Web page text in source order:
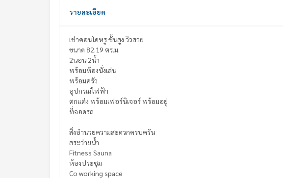
รายละเอียด
เช่าคอนโดหรู ชั้นสูง วิวสวย
ขนาด 82.19 ตร.ม.
2นอน 2น้ำ
พร้อมห้องนั่งเล่น
พร้อมครัว
อุปกรณ์ไฟฟ้า
ตกแต่ง พร้อมเฟอร์นิเจอร์ พร้อมอยู่
ที่จอดรถ
สิ่งอำนวยความสะดวกครบครัน
สระว่ายน้ำ
Fitness Sauna
ห้องประชุม
Co working space